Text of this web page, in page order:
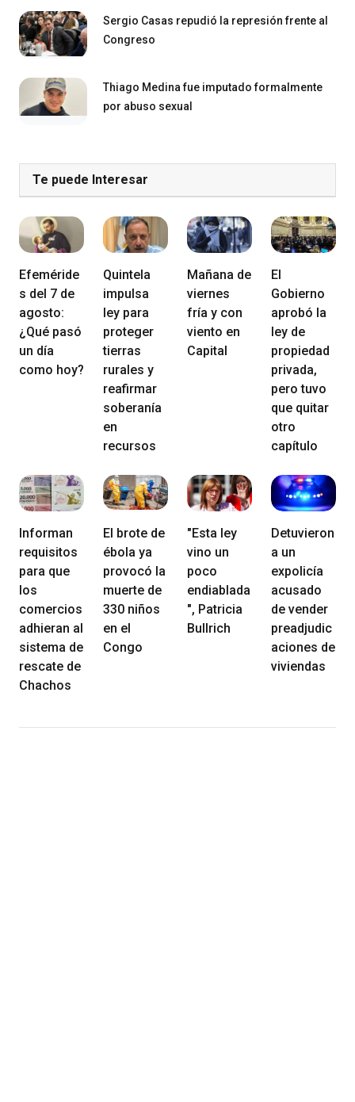
Sergio Casas repudió la represión frente al
Congreso
Thiago Medina fue imputado formalmente
por abuso sexual
Te puede Interesar
Efeméride
s del 7 de
agosto:
¿Qué pasó
un día
como hoy?
Quintela
impulsa
ley para
proteger
tierras
rurales y
reafirmar
soberanía
en
recursos
Mañana de
viernes
fría y con
viento en
Capital
El
Gobierno
aprobó la
ley de
propiedad
privada,
pero tuvo
que quitar
otro
capítulo
Informan
requisitos
para que
los
comercios
adhieran al
sistema de
rescate de
Chachos
El brote de
ébola ya
provocó la
muerte de
330 niños
en el
Congo
"Esta ley
vino un
poco
endiablada
", Patricia
Bullrich
Detuvieron
a un
expolicía
acusado
de vender
preadjudic
aciones de
viviendas